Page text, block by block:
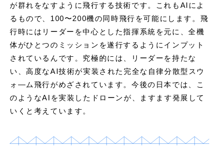
が群れをなすように飛行する技術です。これもAIによ
るもので、100〜200機の同時飛行を可能にします。飛
行時にはリーダーを中心とした指揮系統を元に、全機
体がひとつのミッションを遂行するようにインプット
されているんです。究極的には、リーダーを持たな
い、高度なAI技術が実装された完全な自律分散型スウ
ォ―ム飛行がめざされています。今後の日本では、こ
のようなAIを実装したドローンが、ますます発展して
いくと考えています。